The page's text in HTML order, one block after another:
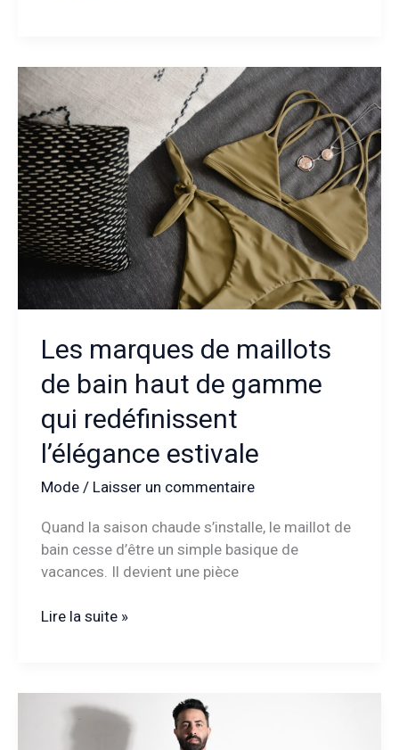
choisir
un
modèle
qui
allie
style
et
précision
?
Les marques de maillots
de bain haut de gamme
qui redéfinissent
l’élégance estivale
Mode/ Laisser un commentaire
Quand la saison chaude s’installe, le maillot de
bain cesse d’être un simple basique de
vacances. Il devient une pièce
Les
Lire la suite »